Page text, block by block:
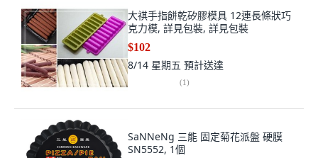
大祺手指餅乾矽膠模具 12連長條狀巧
克力模, 詳見包裝, 詳見包裝
$102
8/14 星期五 預計送達
(1)
SaNNeNg 三能 固定菊花派盤 硬膜
SN5552, 1個